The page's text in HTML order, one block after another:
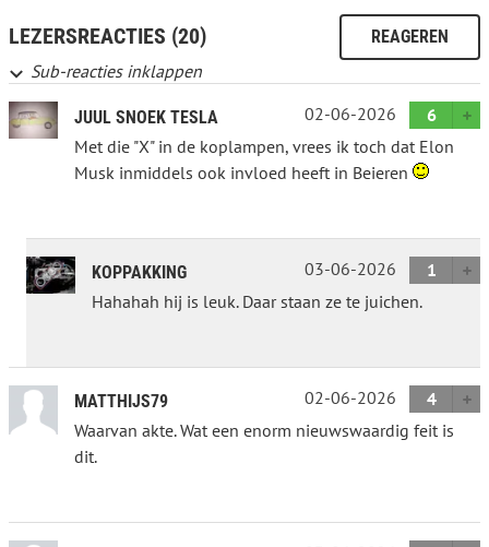
LEZERSREACTIES (20) REAGEREN
Sub-reacties inklappen
JUUL SNOEK TESLA 02-06-2026
6
Met die "X" in de koplampen, vrees ik toch dat Elon
Musk inmiddels ook invloed heeft in Beieren
KOPPAKKING 03-06-2026
1
Hahahah hij is leuk. Daar staan ze te juichen.
MATTHIJS79 02-06-2026
4
Waarvan akte. Wat een enorm nieuwswaardig feit is
dit.